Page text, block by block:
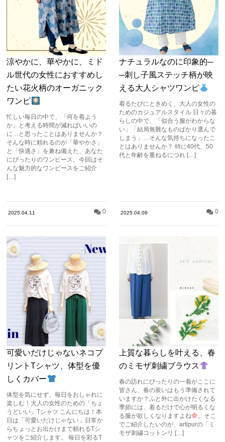
涼やかに、華やかに、ミド
ル世代の女性におすすめし
たい花火柄のオーガニック
ワンピ
忙しい毎日の中で、「何を着よう
か」と考える時間が減ればいいの
に…と思ったことはありませんか？
そんな時に頼れるのが「華やかさ」
と「快適さ」を兼ね備えた、あなた
にぴったりのワンピース。今回はそ
んな魅力的なワンピースをご紹介
[…]
ナチュラルなのに印象的─
─刺し子風ステッチ柄が映
える大人シャツワンピ
着るたびにときめく、大人の女性の
ためのカジュアルスタイル 日々の暮
らしの中で、「似合う服がわからな
い」「結局無難なものばかり選んで
しまう」…そんな気持ちになったこ
とはありませんか？ 特に40代、50
代と年齢を重ねるにつれ […]
2025.04.11 0
可愛いだけじゃないネコプ
リントTシャツ、体型を優
しくカバー
体型を気にせず、毎日をおしゃれに
楽しむ！大人の女性のための「ちょ
うどいい」Tシャツ こんにちは！本
日は「可愛いだけじゃない」日常か
らちょっとお出かけまで頼れるTシ
ャツをご紹介します。 毎日を彩るT
2025.04.09 0
上質な暮らしを叶える、春
のミモザ刺繍ブラウス
春の訪れにぴったりの一着がここに
皆さん、春の装いはもう準備されて
いますか？ふと外に出かけたくなる
季節には、着るだけで心が明るくな
る服が欲しくなりますよね
。そこ
でご紹介したいのが、artipurの「ミ
モザ刺繍コットンリ […]